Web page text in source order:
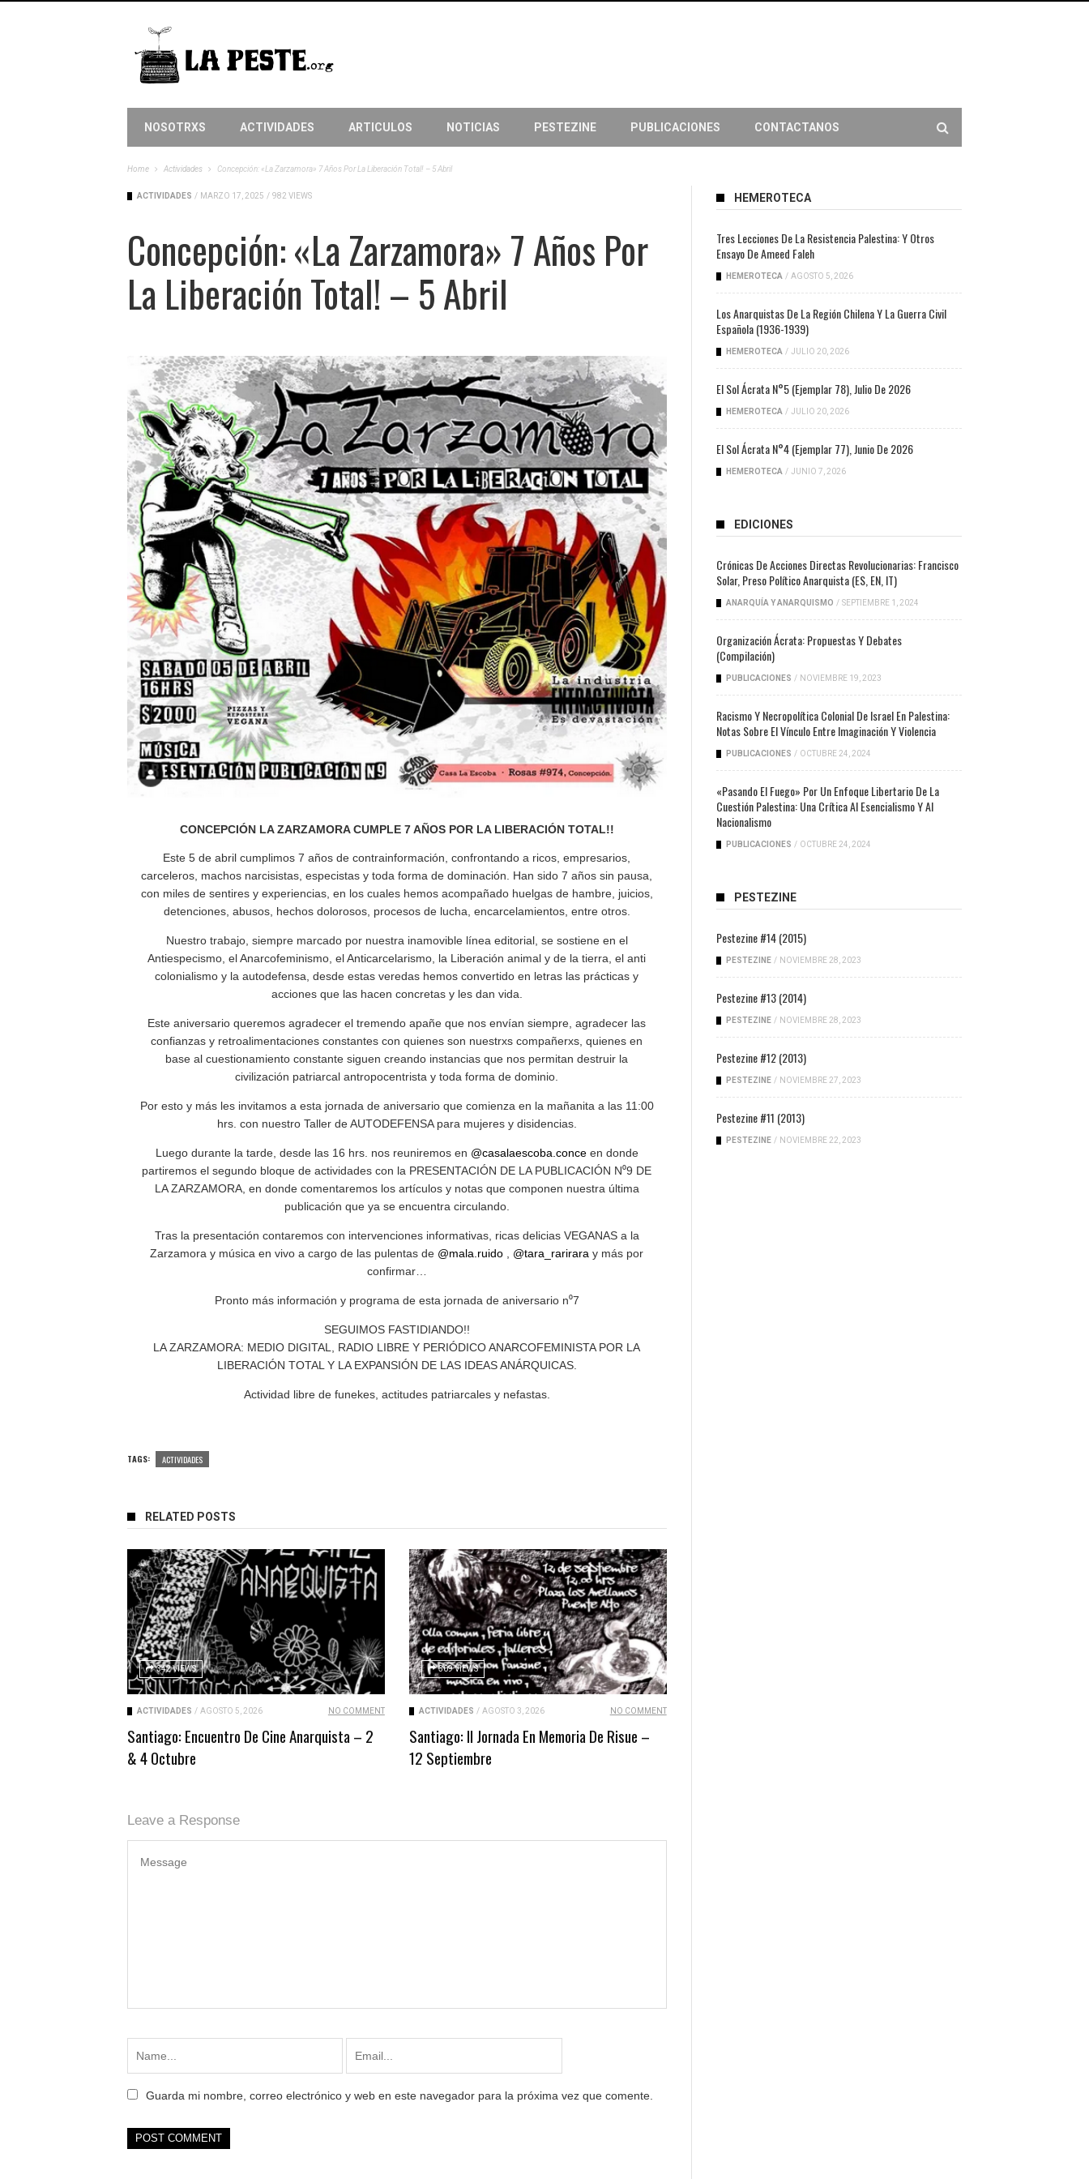
NOSOTRXS ACTIVIDADES ARTICULOS NOTICIAS PESTEZINE PUBLICACIONES CONTACTANOS
Home Actividades Concepción: «La Zarzamora» 7 Años Por La Liberación Total! – 5 Abril
ACTIVIDADES / MARZO 17, 2025 / 982 VIEWS
Concepción: «La Zarzamora» 7 Años Por
La Liberación Total! – 5 Abril
CONCEPCIÓN LA ZARZAMORA CUMPLE 7 AÑOS POR LA LIBERACIÓN TOTAL!!
Este 5 de abril cumplimos 7 años de contrainformación, confrontando a ricos, empresarios,
carceleros, machos narcisistas, especistas y toda forma de dominación. Han sido 7 años sin pausa,
con miles de sentires y experiencias, en los cuales hemos acompañado huelgas de hambre, juicios,
detenciones, abusos, hechos dolorosos, procesos de lucha, encarcelamientos, entre otros.
Nuestro trabajo, siempre marcado por nuestra inamovible línea editorial, se sostiene en el
Antiespecismo, el Anarcofeminismo, el Anticarcelarismo, la Liberación animal y de la tierra, el anti
colonialismo y la autodefensa, desde estas veredas hemos convertido en letras las prácticas y
acciones que las hacen concretas y les dan vida.
Este aniversario queremos agradecer el tremendo apañe que nos envían siempre, agradecer las
confianzas y retroalimentaciones constantes con quienes son nuestrxs compañerxs, quienes en
base al cuestionamiento constante siguen creando instancias que nos permitan destruir la
civilización patriarcal antropocentrista y toda forma de dominio.
Por esto y más les invitamos a esta jornada de aniversario que comienza en la mañanita a las 11:00
hrs. con nuestro Taller de AUTODEFENSA para mujeres y disidencias.
Luego durante la tarde, desde las 16 hrs. nos reuniremos en @casalaescoba.conceen donde
partiremos el segundo bloque de actividades con la PRESENTACIÓN DE LA PUBLICACIÓN N⁰9 DE
LA ZARZAMORA, en donde comentaremos los artículos y notas que componen nuestra última
publicación que ya se encuentra circulando.
Tras la presentación contaremos con intervenciones informativas, ricas delicias VEGANAS a la
Zarzamora y música en vivo a cargo de las pulentas de @mala.ruido , @tara_rarirara y más por
confirmar…
Pronto más información y programa de esta jornada de aniversario n⁰7
SEGUIMOS FASTIDIANDO!!
LA ZARZAMORA: MEDIO DIGITAL, RADIO LIBRE Y PERIÓDICO ANARCOFEMINISTA POR LA
LIBERACIÓN TOTAL Y LA EXPANSIÓN DE LAS IDEAS ANÁRQUICAS.
Actividad libre de funekes, actitudes patriarcales y nefastas.
TAGS: ACTIVIDADES
RELATED POSTS
342 VIEWS
ACTIVIDADES / AGOSTO 5, 2026 NO COMMENT
Santiago: Encuentro De Cine Anarquista – 2
& 4 Octubre
309 VIEWS
ACTIVIDADES / AGOSTO 3, 2026 NO COMMENT
Santiago: II Jornada En Memoria De Risue –
12 Septiembre
Leave a Response
Guarda mi nombre, correo electrónico y web en este navegador para la próxima vez que comente.
HEMEROTECA
Tres Lecciones De La Resistencia Palestina: Y Otros
Ensayo De Ameed Faleh
HEMEROTECA / AGOSTO 5, 2026
Los Anarquistas De La Región Chilena Y La Guerra Civil
Española (1936-1939)
HEMEROTECA / JULIO 20, 2026
El Sol Ácrata N°5 (ejemplar 78), Julio De 2026
HEMEROTECA / JULIO 20, 2026
El Sol Ácrata N°4 (ejemplar 77), Junio De 2026
HEMEROTECA / JUNIO 7, 2026
EDICIONES
Crónicas De Acciones Directas Revolucionarias: Francisco
Solar, Preso Político Anarquista (ES, EN, IT)
ANARQUÍA Y ANARQUISMO / SEPTIEMBRE 1, 2024
Organización Ácrata: Propuestas Y Debates
(compilación)
PUBLICACIONES / NOVIEMBRE 19, 2023
Racismo Y Necropolítica Colonial De Israel En Palestina:
Notas Sobre El Vínculo Entre Imaginación Y Violencia
PUBLICACIONES / OCTUBRE 24, 2024
«Pasando El Fuego» Por Un Enfoque Libertario De La
Cuestión Palestina: Una Crítica Al Esencialismo Y Al
Nacionalismo
PUBLICACIONES / OCTUBRE 24, 2024
PESTEZINE
Pestezine #14 (2015)
PESTEZINE / NOVIEMBRE 28, 2023
Pestezine #13 (2014)
PESTEZINE / NOVIEMBRE 28, 2023
Pestezine #12 (2013)
PESTEZINE / NOVIEMBRE 27, 2023
Pestezine #11 (2013)
PESTEZINE / NOVIEMBRE 22, 2023